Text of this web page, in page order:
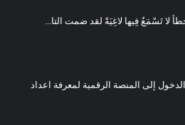
إلى المنصة الرقمية لمعرفة اعداد